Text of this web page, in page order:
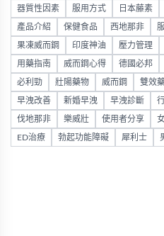
器質性因素 服用方式 日本藤素
產品介紹 保健食品 西地那非
果凍威而鋼 印度神油 壓力管理
用藥指南 威而鋼心得 德國必邦
必利勁 壯陽藥物 威而鋼 雙效
早洩改善 新婚早洩 早洩診斷
伐地那非 樂威壯 使用者分享
ED治療 勃起功能障礙 犀利士